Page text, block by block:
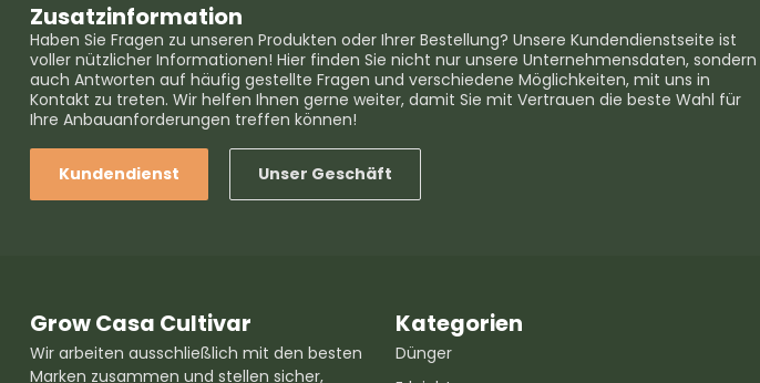
Zusatzinformation
Haben Sie Fragen zu unseren Produkten oder Ihrer Bestellung? Unsere Kundendienstseite ist
voller nützlicher Informationen! Hier finden Sie nicht nur unsere Unternehmensdaten, sondern
auch Antworten auf häufig gestellte Fragen und verschiedene Möglichkeiten, mit uns in
Kontakt zu treten. Wir helfen Ihnen gerne weiter, damit Sie mit Vertrauen die beste Wahl für
Ihre Anbauanforderungen treffen können!
Kundendienst Unser Geschäft
Grow Casa Cultivar
Wir arbeiten ausschließlich mit den besten
Marken zusammen und stellen sicher,
Kategorien
Dünger